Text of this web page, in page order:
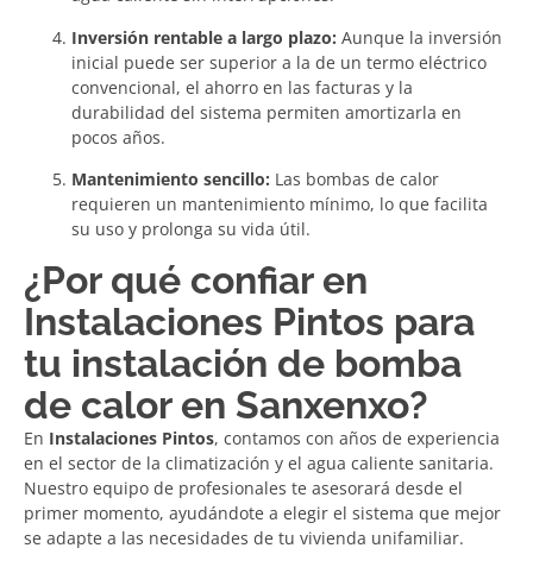
Inversión rentable a largo plazo: Aunque la inversión
inicial puede ser superior a la de un termo eléctrico
convencional, el ahorro en las facturas y la
durabilidad del sistema permiten amortizarla en
pocos años.
Mantenimiento sencillo: Las bombas de calor
requieren un mantenimiento mínimo, lo que facilita
su uso y prolonga su vida útil.
¿Por qué confiar en
Instalaciones Pintos para
tu instalación de bomba
de calor en Sanxenxo?
En Instalaciones Pintos, contamos con años de experiencia
en el sector de la climatización y el agua caliente sanitaria.
Nuestro equipo de profesionales te asesorará desde el
primer momento, ayudándote a elegir el sistema que mejor
se adapte a las necesidades de tu vivienda unifamiliar.